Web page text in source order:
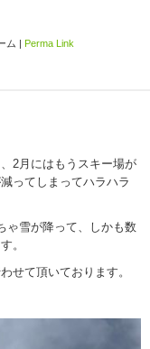
ム | Perma Link
2月にはもうスキー場が
ってしまってハラハラ
ゃ雪が降って、しかも数
。
せて頂いております。